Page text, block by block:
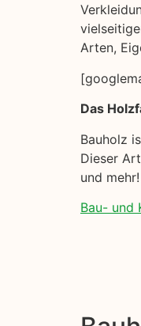
Arten,
Das
Bauholz
Dieser
und mehr!
Bau- und